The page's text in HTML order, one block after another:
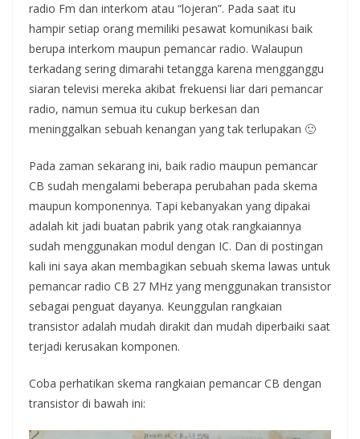
radio Fm dan interkom atau “lojeran”. Pada saat itu
hampir setiap orang memiliki pesawat komunikasi baik
berupa interkom maupun pemancar radio. Walaupun
terkadang sering dimarahi tetangga karena mengganggu
siaran televisi mereka akibat frekuensi liar dari pemancar
radio, namun semua itu cukup berkesan dan
meninggalkan sebuah kenangan yang tak terlupakan 🙂
Pada zaman sekarang ini, baik radio maupun pemancar
CB sudah mengalami beberapa perubahan pada skema
maupun komponennya. Tapi kebanyakan yang dipakai
adalah kit jadi buatan pabrik yang otak rangkaiannya
sudah menggunakan modul dengan IC. Dan di postingan
kali ini saya akan membagikan sebuah skema lawas untuk
pemancar radio CB 27 MHz yang menggunakan transistor
sebagai penguat dayanya. Keunggulan rangkaian
transistor adalah mudah dirakit dan mudah diperbaiki saat
terjadi kerusakan komponen.
Coba perhatikan skema rangkaian pemancar CB dengan
transistor di bawah ini: